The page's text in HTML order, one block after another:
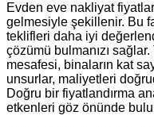
Evden eve nakliyat
gelmesiyle şekillenir. Bu
teklifleri daha iyi
çözümü bulmanızı sağlar.
mesafesi, binaların kat
unsurlar, maliyetleri
Doğru bir fiyatlandırma
etkenleri göz önünde